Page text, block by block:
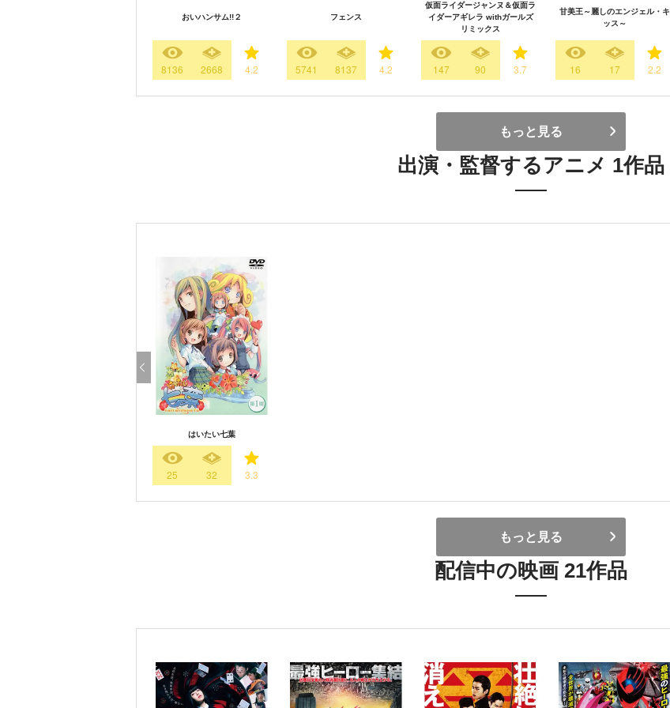
おいハンサム!!２
8136 2668 4.2
フェンス
5741 8137 4.2
仮面ライダージャンヌ＆仮面ラ
イダーアギレラ withガールズ
リミックス
147 90 3.7
甘美王～麗しのエンジェル・キ
ッス～
16 17 2.2
もっと見る
出演・監督するアニメ 1作品
はいたい七葉
25 32 3.3
もっと見る
配信中の映画 21作品